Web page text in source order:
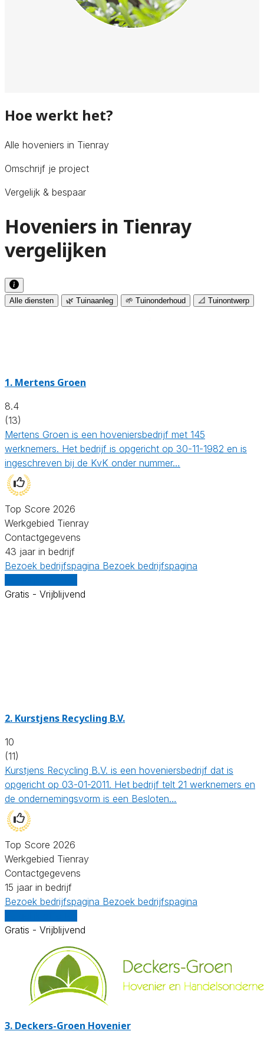
Hoe werkt het?
Alle hoveniers in Tienray
Omschrijf je project
Vergelijk & bespaar
Hoveniers in Tienray
vergelijken
Alle diensten 🌿 Tuinaanleg 🌱 Tuinonderhoud 📐 Tuinontwerp
1. Mertens Groen
8.4
(13)
Mertens Groen is een hoveniersbedrijf met 145
werknemers. Het bedrijf is opgericht op 30-11-1982 en is
ingeschreven bij de KvK onder nummer…
Top Score 2026
Werkgebied Tienray
Contactgegevens
43 jaar in bedrijf
Bezoek bedrijfspagina Bezoek bedrijfspagina
Gratis - Vrijblijvend
2. Kurstjens Recycling B.V.
10
(11)
Kurstjens Recycling B.V. is een hoveniersbedrijf dat is
opgericht op 03-01-2011. Het bedrijf telt 21 werknemers en
de ondernemingsvorm is een Besloten…
Top Score 2026
Werkgebied Tienray
Contactgegevens
15 jaar in bedrijf
Bezoek bedrijfspagina Bezoek bedrijfspagina
Gratis - Vrijblijvend
3. Deckers-Groen Hovenier